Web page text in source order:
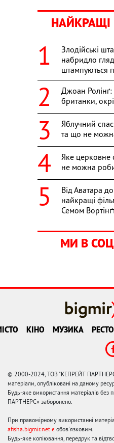
НАЙКРАЩІ
Злодійські
набридло
штампуються
Джоан
британки,
Яблучний
та що не
Яке церковне
не можна
Від Аватара
найкращі
Семом
МИ В
КІНО МУЗИКА
© 2000-2024, ТОВ "КЕПРЕЙТ ПАРТНЕРС".
матеріали, опубліковані на даному
Будь-яке використання матеріалів
ПАРТНЕРС» заборонено.
При правомірному використанні
afisha.bigmir.net є обов'язковим.
Будь-яке копіювання, передрук та